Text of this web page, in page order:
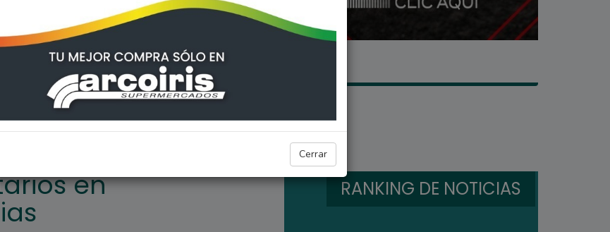
Cerrar
Sanitarias
REGIONALES
en RANKING DE NOTICIAS